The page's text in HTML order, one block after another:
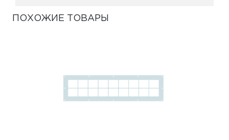
ПОХОЖИЕ ТОВАРЫ